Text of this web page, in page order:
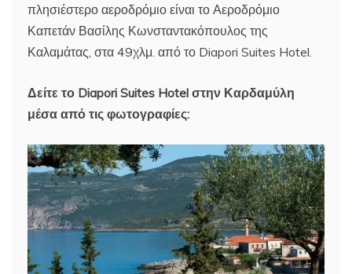
πλησιέστερο αεροδρόμιο είναι το Αεροδρόμιο
Καπετάν Βασίλης Κωνσταντακόπουλος της
Καλαμάτας, στα 49χλμ. από το Diapori Suites Hotel.
Δείτε το Diapori Suites Hotel στην Καρδαμύλη
μέσα από τις φωτογραφίες: